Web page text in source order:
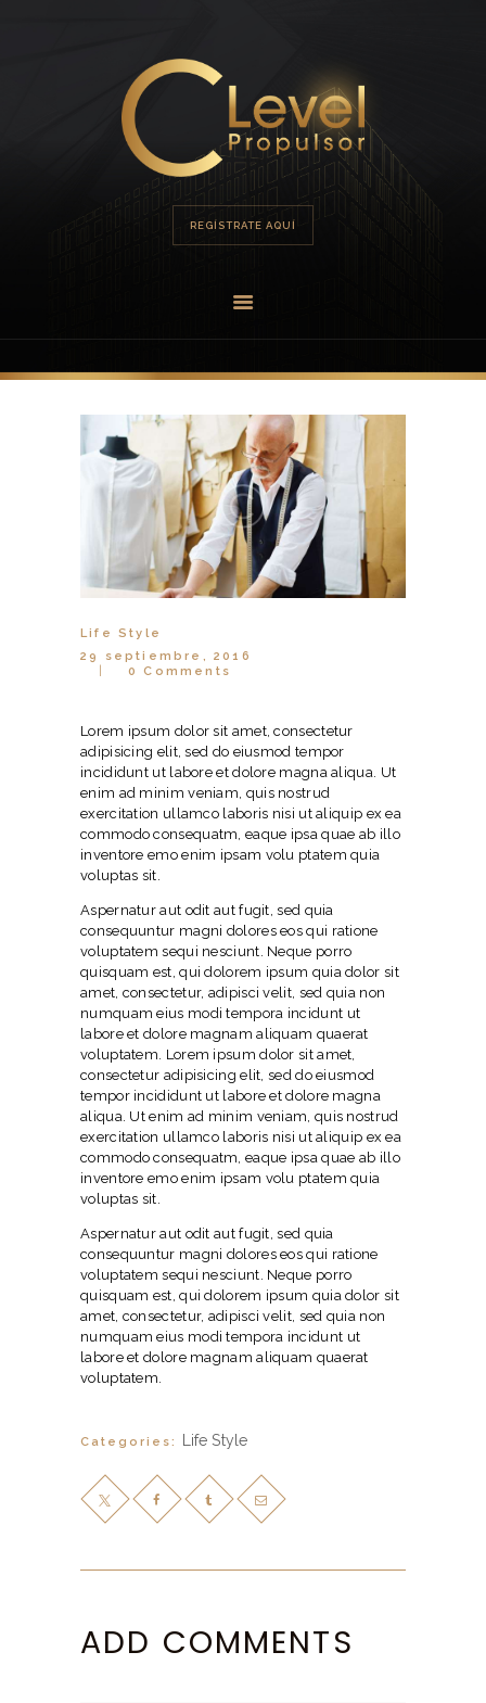
REGÍSTRATE AQUÍ
HOME
PORTAFOLIO
OFERTA
Life Style
29 septiembre, 2016
0
Comments
Lorem ipsum dolor sit amet, consectetur
adipisicing elit, sed do eiusmod tempor
incididunt ut labore et dolore magna aliqua. Ut
enim ad minim veniam, quis nostrud
exercitation ullamco laboris nisi ut aliquip ex ea
commodo consequatm, eaque ipsa quae ab illo
inventore emo enim ipsam volu ptatem quia
voluptas sit.
Aspernatur aut odit aut fugit, sed quia
consequuntur magni dolores eos qui ratione
voluptatem sequi nesciunt. Neque porro
quisquam est, qui dolorem ipsum quia dolor sit
amet, consectetur, adipisci velit, sed quia non
numquam eius modi tempora incidunt ut
labore et dolore magnam aliquam quaerat
voluptatem. Lorem ipsum dolor sit amet,
consectetur adipisicing elit, sed do eiusmod
tempor incididunt ut labore et dolore magna
aliqua. Ut enim ad minim veniam, quis nostrud
exercitation ullamco laboris nisi ut aliquip ex ea
commodo consequatm, eaque ipsa quae ab illo
inventore emo enim ipsam volu ptatem quia
voluptas sit.
Aspernatur aut odit aut fugit, sed quia
consequuntur magni dolores eos qui ratione
voluptatem sequi nesciunt. Neque porro
quisquam est, qui dolorem ipsum quia dolor sit
amet, consectetur, adipisci velit, sed quia non
numquam eius modi tempora incidunt ut
labore et dolore magnam aliquam quaerat
voluptatem.
Categories: Life Style
ADD COMMENTS